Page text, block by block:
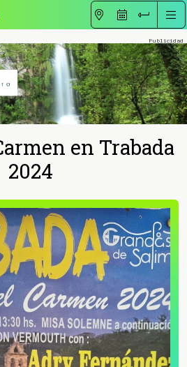
en Trabada
2024